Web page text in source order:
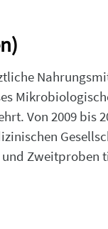
Von 2009 bis
Zweitproben